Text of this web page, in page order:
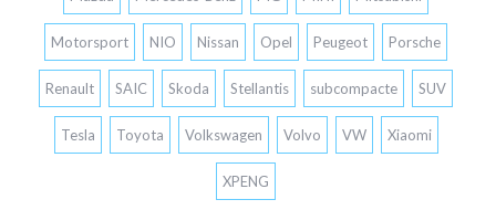
Motorsport NIO Nissan Opel Peugeot Porsche
Renault SAIC Skoda Stellantis subcompacte SUV
Tesla Toyota Volkswagen Volvo VW Xiaomi
XPENG